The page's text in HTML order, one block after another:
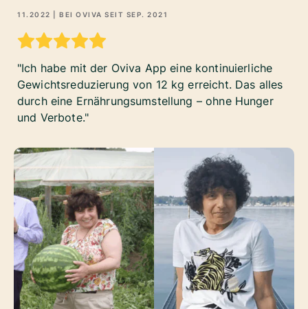
11.2022 | BEI OVIVA SEIT SEP. 2021
Ich habe mit der Oviva App eine kontinuierliche
Gewichtsreduzierung von 12 kg erreicht. Das alles
durch eine Ernährungsumstellung – ohne Hunger
und Verbote.